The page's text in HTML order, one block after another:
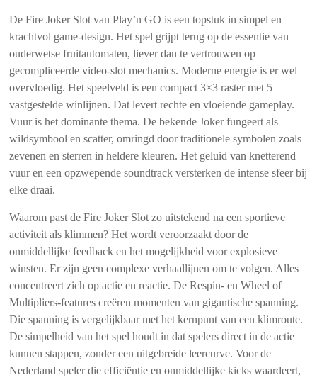
De Fire Joker Slot van Play’n GO is een topstuk in simpel en
krachtvol game-design. Het spel grijpt terug op de essentie van
ouderwetse fruitautomaten, liever dan te vertrouwen op
gecompliceerde video-slot mechanics. Moderne energie is er wel
overvloedig. Het speelveld is een compact 3×3 raster met 5
vastgestelde winlijnen. Dat levert rechte en vloeiende gameplay.
Vuur is het dominante thema. De bekende Joker fungeert als
wildsymbool en scatter, omringd door traditionele symbolen zoals
zevenen en sterren in heldere kleuren. Het geluid van knetterend
vuur en een opzwepende soundtrack versterken de intense sfeer bij
elke draai.
Waarom past de Fire Joker Slot zo uitstekend na een sportieve
activiteit als klimmen? Het wordt veroorzaakt door de
onmiddellijke feedback en het mogelijkheid voor explosieve
winsten. Er zijn geen complexe verhaallijnen om te volgen. Alles
concentreert zich op actie en reactie. De Respin- en Wheel of
Multipliers-features creëren momenten van gigantische spanning.
Die spanning is vergelijkbaar met het kernpunt van een klimroute.
De simpelheid van het spel houdt in dat spelers direct in de actie
kunnen stappen, zonder een uitgebreide leercurve. Voor de
Nederland speler die efficiëntie en onmiddellijke kicks waardeert,